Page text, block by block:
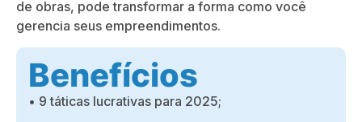
de obras, pode transformar a forma como você
gerencia seus empreendimentos.
Benefícios
• 9 táticas lucrativas para 2025;